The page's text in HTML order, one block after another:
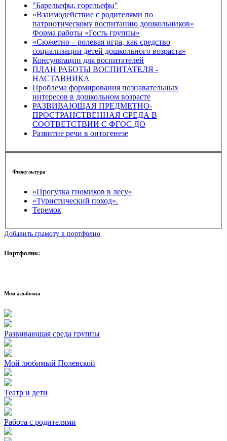
"Барельефы, горельефы"
«Взаимодействие с родителями по
патриотическому воспитанию дошкольников»
Форма работы «Гость группы»
«Сюжетно – ролевая игра, как средство
социализации детей дошкольного возраста»
Консультации для воспитателей
ПЛАН РАБОТЫ ВОСПИТАТЕЛЯ -
НАСТАВНИКА
Проблема формирования познавательных
интересов в дошкольном возрасте
РАЗВИВАЮЩАЯ ПРЕДМЕТНО-
ПРОСТРАНСТВЕННАЯ СРЕДА В
СООТВЕТСТВИИ С ФГОС ДО
Развитие речи в онтогенезе
Физкультура
«Прогулка гномиков в лесу»
«Туристический поход».
Теремок
Добавить грамоту в портфолио
Портфолио:
Мои альбомы
Развивающая среда группы
Мой любимый Полевской
Театр и дети
Работа с родителями